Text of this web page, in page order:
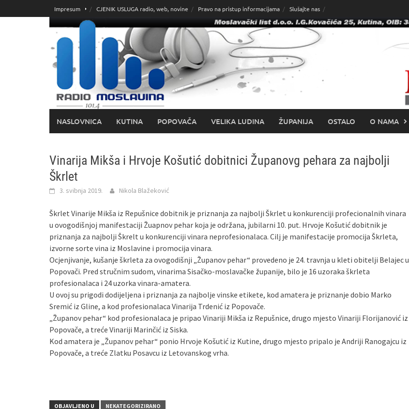
do
Impresum CJENIK USLUGA radio, web, novine Pravo na pristup informacijama Slušajte nas
NASLOVNICA KUTINA POPOVAČA VELIKA LUDINA ŽUPANIJA OSTALO O NAMA
Vinarija Mikša i Hrvoje Košutić dobitnici Županovg pehara za najbolji
Škrlet
3. svibnja 2019. Nikola Blažeković
Škrlet Vinarije Mikša iz Repušnice dobitnik je priznanja za najbolji Škrlet u konkurenciji profecionalnih vinara
u ovogodišnjoj manifestaciji Žuapnov pehar koja je održana, jubilarni 10. put. Hrvoje Košutić dobitnik je
priznanja za najbolji Škrelt u konkurenciji vinara neprofesionalaca. Cilj je manifestacije promocija Škrleta,
izvorne sorte vina iz Moslavine i promocija vinara.
Ocjenjivanje, kušanje škrleta za ovogodišnji „Županov pehar“ provedeno je 24. travnja u kleti obitelji Belajec u
Popovači. Pred stručnim sudom, vinarima Sisačko-moslavačke županije, bilo je 16 uzoraka škrleta
profesionalaca i 24 uzorka vinara-amatera.
U ovoj su prigodi dodijeljena i priznanja za najbolje vinske etikete, kod amatera je priznanje dobio Marko
Sremić iz Gline, a kod profesionalaca Vinarija Trdenić iz Popovače.
„Županov pehar“ kod profesionalaca je pripao Vinariji Mikša iz Repušnice, drugo mjesto Vinariji Florijanović iz
Popovače, a treće Vinariji Marinčić iz Siska.
Kod amatera je „Županov pehar“ ponio Hrvoje Košutić iz Kutine, drugo mjesto pripalo je Andriji Ranogajcu iz
Popovače, a treće Zlatku Posavcu iz Letovanskog vrha.
OBJAVLJENO U NEKATEGORIZIRANO